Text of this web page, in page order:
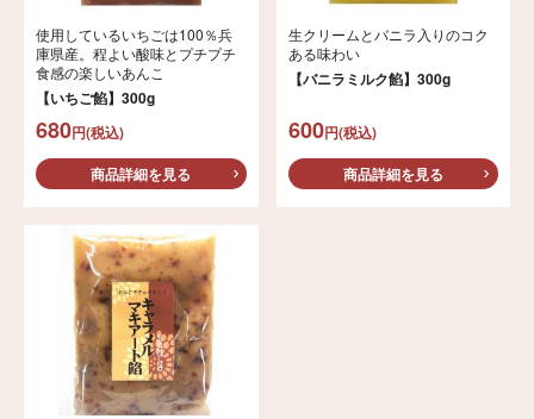
【いちご餡】300g
使用しているいちごは100％兵
庫県産。程よい酸味とプチプチ
食感の楽しいあんこ
680円(税込)
商品詳細を見る
【バニラミルク餡】300g
生クリームとバニラ入りのコク
ある味わい
600円(税込)
商品詳細を見る